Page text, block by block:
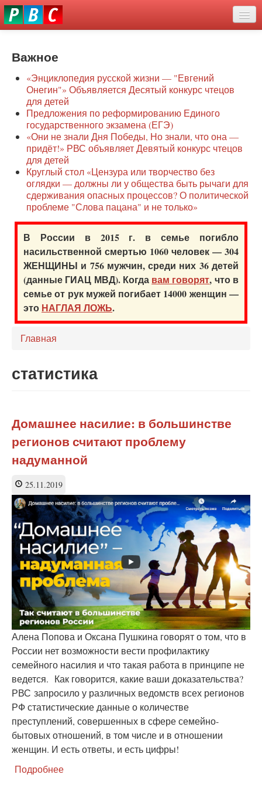
Перейти
к
О нас
Защита семей
Образование
Наше сопротивление
Регионы
Видео
Важное
«Энциклопедия русской жизни — "Евгений
Онегин"» Объявляется Десятый конкурс чтецов
для детей
Предложения по реформированию Единого
государственного экзамена (ЕГЭ)
«Они не знали Дня Победы, Но знали, что она —
придёт!» РВС объявляет Девятый конкурс чтецов
для детей
Круглый стол «Цензура или творчество без
оглядки — должны ли у общества быть рычаги для
сдерживания опасных процессов? О политической
проблеме "Слова пацана" и не только»
В России в 2015 г. в семье погибло
насильственной смертью 1060 человек — 304
ЖЕНЩИНЫ и 756 мужчин, среди них 36 детей
(данные ГИАЦ МВД). Когда вам говорят, что в
семье от рук мужей погибает 14000 женщин —
это НАГЛАЯ ЛОЖЬ.
Главная
статистика
Домашнее насилие: в большинстве
регионов считают проблему
надуманной
25.11.2019
Алена Попова и Оксана Пушкина говорят о том, что в
России нет возможности вести профилактику
семейного насилия и что такая работа в принципе не
ведется. Как говорится, какие ваши доказательства?
РВС запросило у различных ведомств всех регионов
РФ статистические данные о количестве
преступлений, совершенных в сфере семейно-
бытовых отношений, в том числе и в отношении
женщин. И есть ответы, и есть цифры!
Подробнее